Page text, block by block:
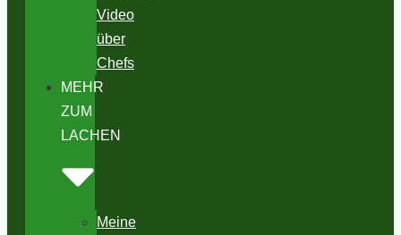
Video
über
Chefs
MEHR
ZUM
LACHEN
Meine